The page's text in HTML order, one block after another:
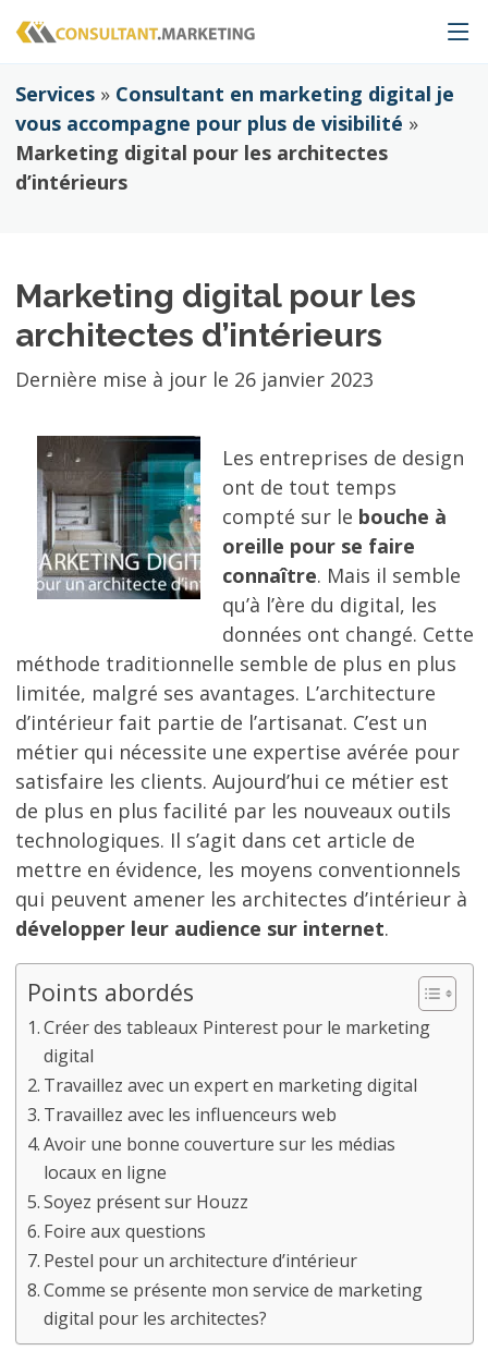
Services» Consultant en marketing digital je
vous accompagne pour plus de visibilité »
Marketing digital pour les architectes
d’intérieurs
Marketing digital pour les
architectes d’intérieurs
Dernière mise à jour le 26 janvier 2023
Les entreprises de design
ont de tout temps
compté sur le bouche à
oreille pour se faire
connaître. Mais il semble
qu’à l’ère du digital, les
données ont changé. Cette
méthode traditionnelle semble de plus en plus
limitée, malgré ses avantages. L’architecture
d’intérieur fait partie de l’artisanat. C’est un
métier qui nécessite une expertise avérée pour
satisfaire les clients. Aujourd’hui ce métier est
de plus en plus facilité par les nouveaux outils
technologiques. Il s’agit dans cet article de
mettre en évidence, les moyens conventionnels
qui peuvent amener les architectes d’intérieur à
développer leur audience sur internet.
Points abordés
Créer des tableaux Pinterest pour le marketing
digital
Travaillez avec un expert en marketing digital
Travaillez avec les influenceurs web
Avoir une bonne couverture sur les médias
locaux en ligne
Soyez présent sur Houzz
Foire aux questions
Pestel pour un architecture d’intérieur
Comme se présente mon service de marketing
digital pour les architectes?